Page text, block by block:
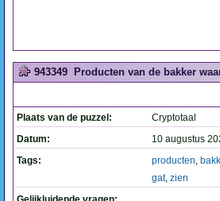
943349 Producten van de bakker
Plaats van de puzzel:
Cryptotaal
Datum:
10 augustus
Tags:
producten,
gat, zien